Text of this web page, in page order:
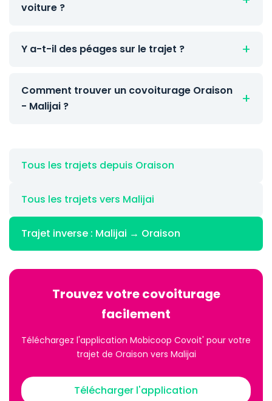
voiture ?
Y a-t-il des péages sur le trajet ?
Comment trouver un covoiturage Oraison
- Malijai ?
Tous les trajets depuis Oraison
Tous les trajets vers Malijai
Trajet inverse : Malijai → Oraison
Trouvez votre covoiturage
facilement
Téléchargez l'application Mobicoop Covoit' pour votre
trajet de Oraison vers Malijai
Télécharger l'application